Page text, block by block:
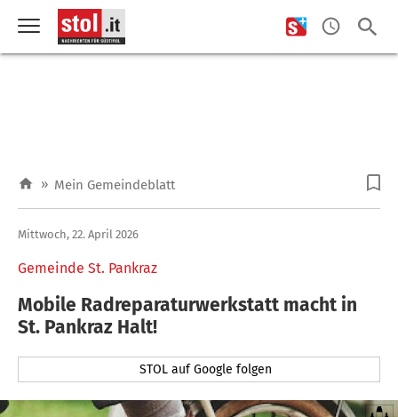
» Mein Gemeindeblatt
Gemeinde St. Pankraz
Mittwoch, 22. April 2026
Mobile Radreparaturwerkstatt macht in
St. Pankraz Halt!
STOL auf Google folgen